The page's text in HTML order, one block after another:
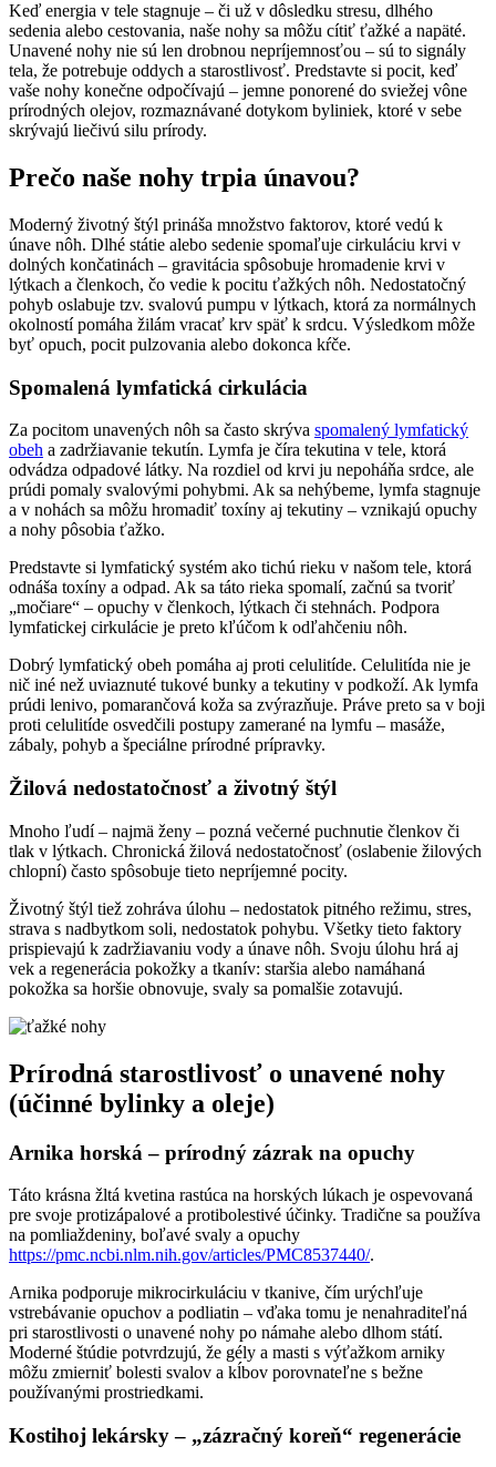
Keď energia v tele stagnuje – či už v dôsledku stresu, dlhého
sedenia alebo cestovania, naše nohy sa môžu cítiť ťažké a napäté.
Unavené nohy nie sú len drobnou nepríjemnosťou – sú to signály
tela, že potrebuje oddych a starostlivosť. Predstavte si pocit, keď
vaše nohy konečne odpočívajú – jemne ponorené do sviežej vône
prírodných olejov, rozmaznávané dotykom byliniek, ktoré v sebe
skrývajú liečivú silu prírody.
Prečo naše nohy trpia únavou?
Moderný životný štýl prináša množstvo faktorov, ktoré vedú k
únave nôh. Dlhé státie alebo sedenie spomaľuje cirkuláciu krvi v
dolných končatinách – gravitácia spôsobuje hromadenie krvi v
lýtkach a členkoch, čo vedie k pocitu ťažkých nôh. Nedostatočný
pohyb oslabuje tzv. svalovú pumpu v lýtkach, ktorá za normálnych
okolností pomáha žilám vracať krv späť k srdcu. Výsledkom môže
byť opuch, pocit pulzovania alebo dokonca kŕče.
Spomalená lymfatická cirkulácia
Za pocitom unavených nôh sa často skrýva spomalený lymfatický
obeh a zadržiavanie tekutín. Lymfa je číra tekutina v tele, ktorá
odvádza odpadové látky. Na rozdiel od krvi ju nepoháňa srdce, ale
prúdi pomaly svalovými pohybmi. Ak sa nehýbeme, lymfa stagnuje
a v nohách sa môžu hromadiť toxíny aj tekutiny – vznikajú opuchy
a nohy pôsobia ťažko.
Predstavte si lymfatický systém ako tichú rieku v našom tele, ktorá
odnáša toxíny a odpad. Ak sa táto rieka spomalí, začnú sa tvoriť
„močiare“ – opuchy v členkoch, lýtkach či stehnách. Podpora
lymfatickej cirkulácie je preto kľúčom k odľahčeniu nôh.
Dobrý lymfatický obeh pomáha aj proti celulitíde. Celulitída nie je
nič iné než uviaznuté tukové bunky a tekutiny v podkoží. Ak lymfa
prúdi lenivo, pomarančová koža sa zvýrazňuje. Práve preto sa v boji
proti celulitíde osvedčili postupy zamerané na lymfu – masáže,
zábaly, pohyb a špeciálne prírodné prípravky.
Žilová nedostatočnosť a životný štýl
Mnoho ľudí – najmä ženy – pozná večerné puchnutie členkov či
tlak v lýtkach. Chronická žilová nedostatočnosť (oslabenie žilových
chlopní) často spôsobuje tieto nepríjemné pocity.
Životný štýl tiež zohráva úlohu – nedostatok pitného režimu, stres,
strava s nadbytkom soli, nedostatok pohybu. Všetky tieto faktory
prispievajú k zadržiavaniu vody a únave nôh. Svoju úlohu hrá aj
vek a regenerácia pokožky a tkanív: staršia alebo namáhaná
pokožka sa horšie obnovuje, svaly sa pomalšie zotavujú.
Prírodná starostlivosť o unavené nohy
(účinné bylinky a oleje)
Arnika horská – prírodný zázrak na opuchy
Táto krásna žltá kvetina rastúca na horských lúkach je ospevovaná
pre svoje protizápalové a protibolestivé účinky. Tradične sa používa
na pomliaždeniny, boľavé svaly a opuchy
https://pmc.ncbi.nlm.nih.gov/articles/PMC8537440/.
Arnika podporuje mikrocirkuláciu v tkanive, čím urýchľuje
vstrebávanie opuchov a podliatin – vďaka tomu je nenahraditeľná
pri starostlivosti o unavené nohy po námahe alebo dlhom státí.
Moderné štúdie potvrdzujú, že gély a masti s výťažkom arniky
môžu zmierniť bolesti svalov a kĺbov porovnateľne s bežne
používanými prostriedkami.
Kostihoj lekársky – „zázračný koreň“ regenerácie